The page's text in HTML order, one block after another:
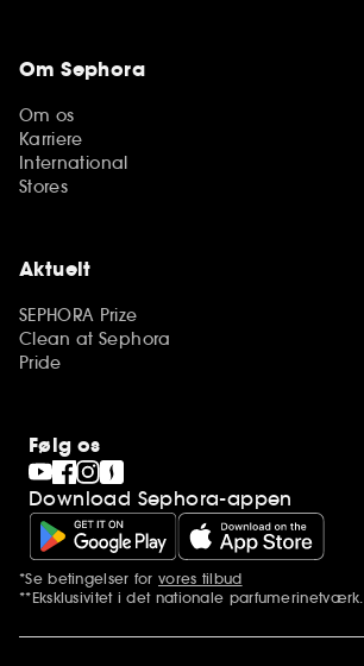
Om Sephora
Om os
Karriere
International
Stores
Aktuelt
SEPHORA Prize
Clean at Sephora
Pride
Følg os
Download Sephora-appen
Yderligere bemærkninger
*Se betingelser for vores tilbud
**Eksklusivitet i det nationale parfumerinetværk.